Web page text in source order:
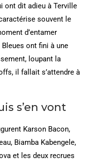
ont dit adieu à Terville
souvent le
d’entamer
ont fini à une
loupant la
il fallait s’attendre à
s’en vont
Karson Bacon,
Biamba Kabengele,
et les deux recrues